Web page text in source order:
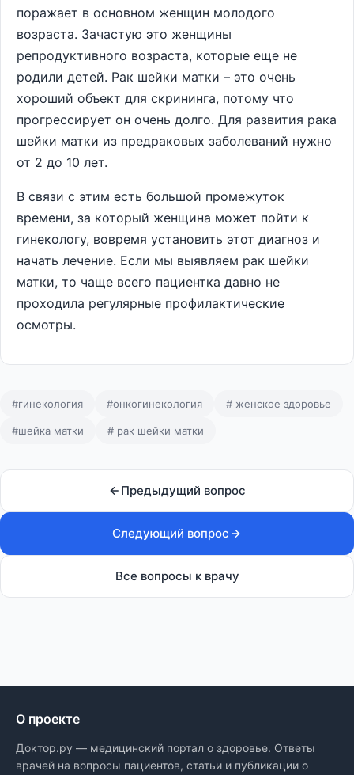
поражает в основном женщин молодого
возраста. Зачастую это женщины
репродуктивного возраста, которые еще не
родили детей. Рак шейки матки – это очень
хороший объект для скрининга, потому что
прогрессирует он очень долго. Для развития рака
шейки матки из предраковых заболеваний нужно
от 2 до 10 лет.
В связи с этим есть большой промежуток
времени, за который женщина может пойти к
гинекологу, вовремя установить этот диагноз и
начать лечение. Если мы выявляем рак шейки
матки, то чаще всего пациентка давно не
проходила регулярные профилактические
осмотры.
#гинекология #онкогинекология # женское здоровье
#шейка матки # рак шейки матки
Предыдущий вопрос
Следующий вопрос
Все вопросы к врачу
О проекте
Доктор.ру — медицинский портал о здоровье. Ответы
врачей на вопросы пациентов, статьи и публикации о